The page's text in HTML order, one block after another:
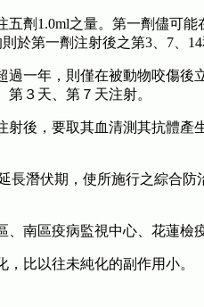
劑1.0ml之量。第一劑儘可
於第一劑注射後之第3、7、
一年，則僅在被動物咬傷後
３天、第７天注射。
後，要取其血清測其抗體產
長潛伏期，使所施行之綜合
南區疫病監視中心、花蓮檢
比以往未純化的副作用小。